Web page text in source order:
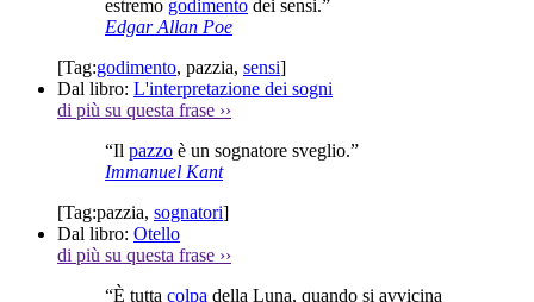
estremo godimento dei sensi.”
Edgar Allan Poe
[Tag:godimento, pazzia, sensi]
Dal libro: L'interpretazione dei sogni
di più su questa frase ››
“Il pazzo è un sognatore sveglio.”
Immanuel Kant
[Tag:pazzia, sognatori]
Dal libro: Otello
di più su questa frase ››
“È tutta colpa della Luna, quando si avvicina